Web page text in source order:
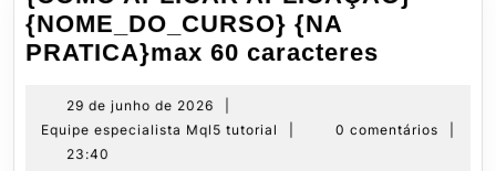
{NOME_DO_CURSO} {NA
PRATICA}max 60 caracteres
29 de junho de 2026
29
de
Equipe especialista Mql5 tutorial
Equipe
0 comentários
23:40